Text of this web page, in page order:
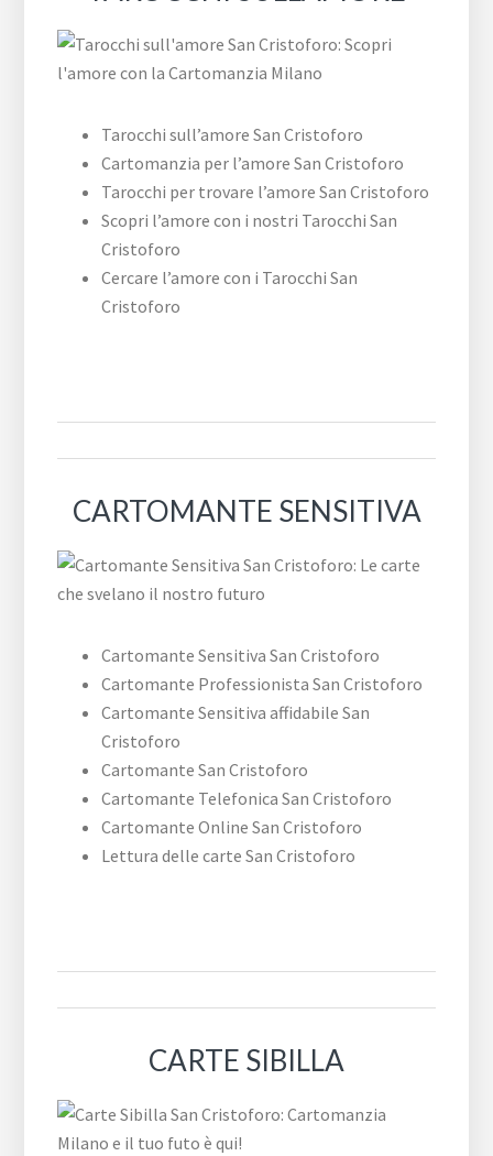
Tarocchi sull’amore San Cristoforo
Cartomanzia per l’amore San Cristoforo
Tarocchi per trovare l’amore San Cristoforo
Scopri l’amore con i nostri Tarocchi San
Cristoforo
Cercare l’amore con i Tarocchi San
Cristoforo
CARTOMANTE SENSITIVA
Cartomante Sensitiva San Cristoforo
Cartomante Professionista San Cristoforo
Cartomante Sensitiva affidabile San
Cristoforo
Cartomante San Cristoforo
Cartomante Telefonica San Cristoforo
Cartomante Online San Cristoforo
Lettura delle carte San Cristoforo
CARTE SIBILLA